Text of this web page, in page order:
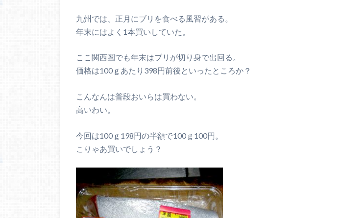
九州では、正月にブリを食べる風習がある。
年末にはよく1本買いしていた。
ここ関西圏でも年末はブリが切り身で出回る。
価格は100ｇあたり398円前後といったところか？
こんなんは普段おいらは買わない。
高いわい。
今回は100ｇ198円の半額で100ｇ100円。
こりゃあ買いでしょう？